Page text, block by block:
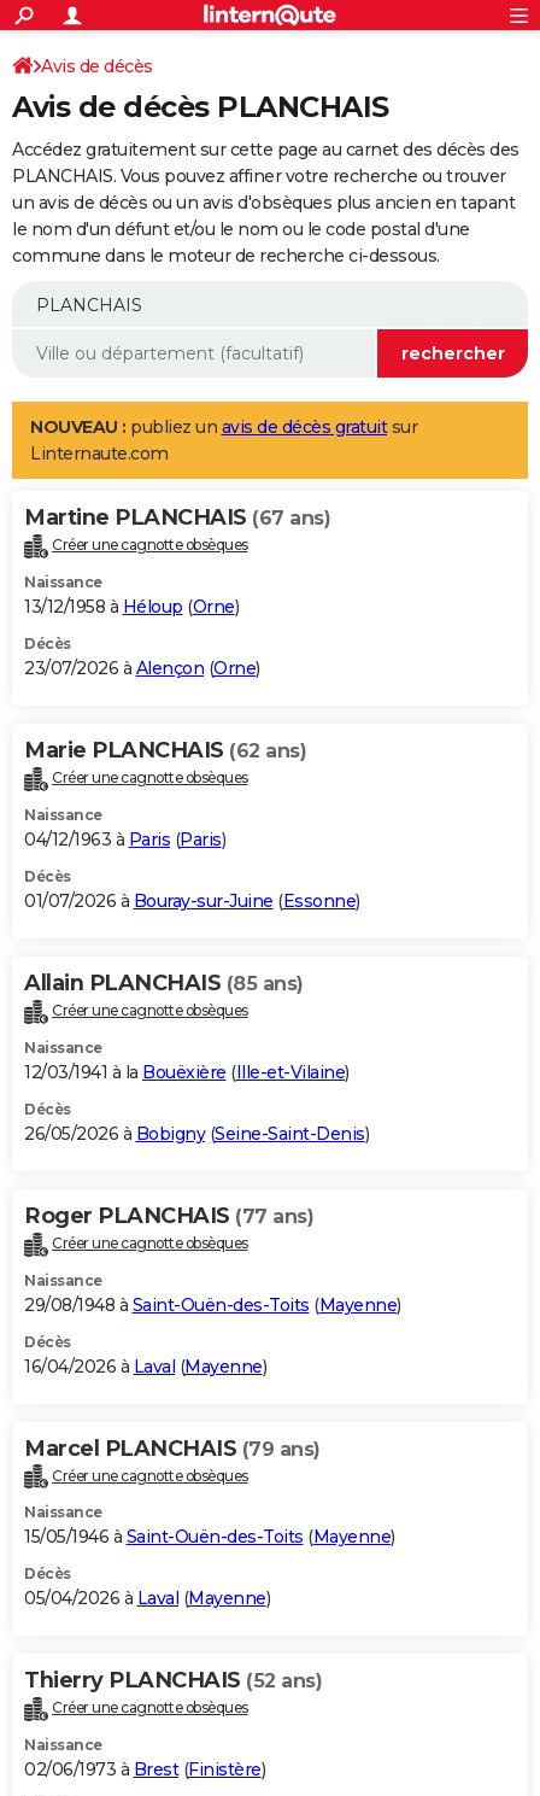
ACTUALITÉS
Politique
Société
Faits Divers
Education
Monde
Villes
+
SPORT
Coupe du monde 2026
Football
Tennis
Cyclisme
Rugby
Forum
Programme TV
TNT
Streaming
Cinéma
Sorties cinéma
Musique
+
FINANCE
Impôts
Immobilier
Risques naturels par ville
Banque
Assurance
Crédit
AUTO
Essais
Réserver un essai
Citadines
Berlines
SUV
Forum auto
+
Mobiles
Meilleur smartphone
Internet
Ordinateurs
Jeux vidéo
Guide high-tech
Aménagement intérieur
LIFESTYLE
Art de vivre
Bien-être
Loisirs
Mode
Modes de vie
Alimentation
Guide de la santé
Maladies
Médicaments
Sommeil
VOYAGE
Destinations
City break
Voyage nature
Voyage de noces
Forum
Climat
+PHOTO
GUIDES D'ACHAT
BONS PLANS
Carte de Noël
Carte Bonne année
Carte Saint-Valentin
Carte Pâques
Carte d'anniversaire
DICTIONNAIRE
Dictionnaire
Biographies
Citations
Expressions
Proverbes
PROGRAMME TV
S'inscrire
Se connecter
Lycées
Collèges
Primaires
Universités
Entreprises
Service militaire
Avis de recherche
AVIS DE DÉCÈS
Bricolage
Lifestyle
Culture
Sport
Auto
Television
Voyage
Cinema
Avis de décès
Avis de décès PLANCHAIS
Accédez gratuitement sur cette page au carnet des décès des
PLANCHAIS. Vous pouvez affiner votre recherche ou trouver
un avis de décès ou un avis d'obsèques plus ancien en tapant
le nom d'un défunt et/ou le nom ou le code postal d'une
commune dans le moteur de recherche ci-dessous.
NOUVEAU : publiez un avis de décès gratuitsur
Linternaute.com
Martine PLANCHAIS (67 ans)
Créer une cagnotte obsèques
Naissance
13/12/1958 à Héloup (Orne)
Décès
23/07/2026 à Alençon (Orne)
Marie PLANCHAIS (62 ans)
Créer une cagnotte obsèques
Naissance
04/12/1963 à Paris (Paris)
Décès
01/07/2026 à Bouray-sur-Juine (Essonne)
Allain PLANCHAIS (85 ans)
Créer une cagnotte obsèques
Naissance
12/03/1941 à la Bouëxière (Ille-et-Vilaine)
Décès
26/05/2026 à Bobigny(Seine-Saint-Denis)
Roger PLANCHAIS (77 ans)
Créer une cagnotte obsèques
Naissance
29/08/1948 à Saint-Ouën-des-Toits (Mayenne)
Décès
16/04/2026 à Laval (Mayenne)
Marcel PLANCHAIS (79 ans)
Créer une cagnotte obsèques
Naissance
15/05/1946 à Saint-Ouën-des-Toits (Mayenne)
Décès
05/04/2026 à Laval (Mayenne)
Thierry PLANCHAIS (52 ans)
Créer une cagnotte obsèques
Naissance
02/06/1973 à Brest(Finistère)